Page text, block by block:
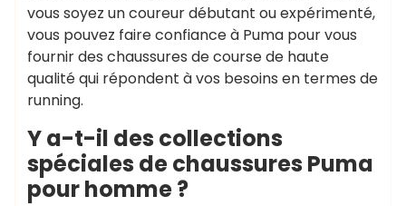
vous soyez un coureur débutant ou expérimenté,
vous pouvez faire confiance à Puma pour vous
fournir des chaussures de course de haute
qualité qui répondent à vos besoins en termes de
running.
Y a-t-il des collections
spéciales de chaussures Puma
pour homme ?